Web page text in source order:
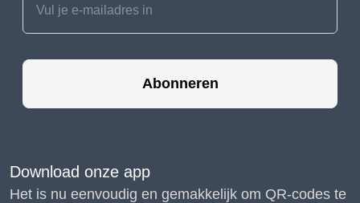
Abonneren
Download onze app
Het is nu eenvoudig en gemakkelijk om QR-codes te